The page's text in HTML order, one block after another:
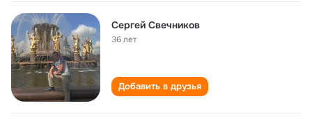
Сергей Свечников
36 лет
Добавить в друзья